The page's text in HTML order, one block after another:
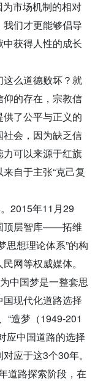
为市场机制的相对
们才更能够倡导
获得人性的成长
么道德败坏？就
的存在，宗教信
了公平与正义的
会，因为缺乏信
可以来源于红旗
自于主张“克己复
2015年11月29
顶层智库——拓维
思想理论体系”的构
网等权威媒体。
中国梦是一整套思
现代化道路选择
“造梦（1949-201
应中国道路的选择
应于这3个30年。
道路探索阶段，在